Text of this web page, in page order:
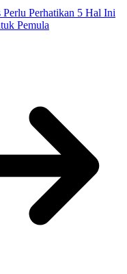
Perhatikan 5 Hal Ini
Pemula